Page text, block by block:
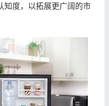
知度，以拓展更广阔的市